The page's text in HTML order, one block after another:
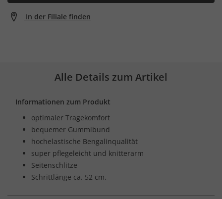
In der Filiale finden
Alle Details zum Artikel
Informationen zum Produkt
optimaler Tragekomfort
bequemer Gummibund
hochelastische Bengalinqualität
super pflegeleicht und knitterarm
Seitenschlitze
Schrittlänge ca. 52 cm.